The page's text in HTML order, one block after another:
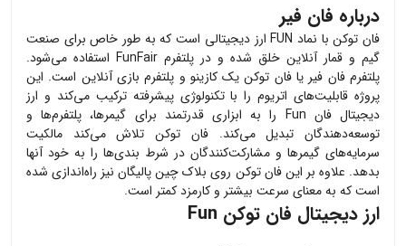
درباره فان فیر
فان توکن با نماد FUNارز دیجیتالی است که به طور خاص برای صنعت
گیم و قمار آنلاین خلق شده و در پلتفرم FunFair استفاده می‌شود.
پلتفرم فان فیر یا فان توکن یک کازینو و پلتفرم بازی آنلاین است. این
پروژه قابلیت‌های اتریوم را با تکنولوژی پیشرفته ترکیب می‌کند و ارز
دیجیتال فان Fun را به ابزاری قدرتمند برای گیمرها، پلتفرم‌ها و
توسعه‌دهندگان تبدیل می‌کند. فان توکن تلاش می‌کند مالکیت
سرمایه‌های گیمرها و مشارکت‌کنندگان در شرط بندی‌ها را به خود آنها
بدهد. علاوه بر این فان توکن روی بلاک چین پالیگان نیز راه‌اندازی شده
است که به معنای سرعت بیشتر و کارمزد کمتر است.
ارز دیجیتال فان توکن Fun